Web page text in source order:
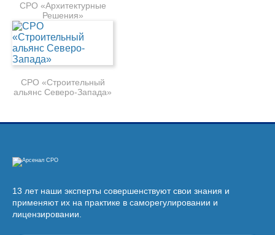
СРО «Архитектурные
Решения»
СРО «Строительный
альянс Северо-Запада»
13 лет наши эксперты совершенствуют свои знания и
применяют их на практике в саморегулировании и
лицензировании.